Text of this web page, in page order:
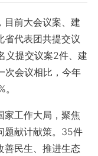
前大会议案、建
省代表团共提交议
义提交议案2件、建
次会议相比，今年
工作大局，聚焦
题献计献策。35件
善民生、推进生态